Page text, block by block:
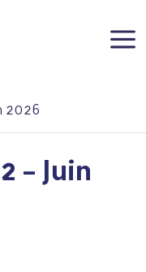
a
2026
– Juin